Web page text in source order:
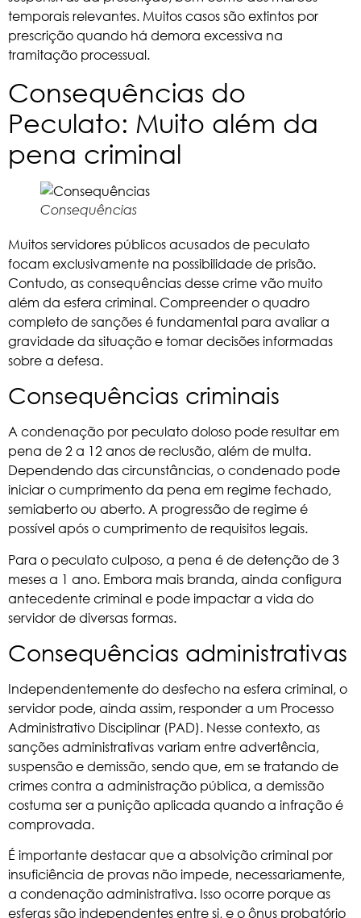
temporais relevantes. Muitos casos são extintos por
prescrição quando há demora excessiva na
tramitação processual.
Consequências do
Peculato: Muito além da
pena criminal
Consequências
Muitos servidores públicos acusados de peculato
focam exclusivamente na possibilidade de prisão.
Contudo, as consequências desse crime vão muito
além da esfera criminal. Compreender o quadro
completo de sanções é fundamental para avaliar a
gravidade da situação e tomar decisões informadas
sobre a defesa.
Consequências criminais
A condenação por peculato doloso pode resultar em
pena de 2 a 12 anos de reclusão, além de multa.
Dependendo das circunstâncias, o condenado pode
iniciar o cumprimento da pena em regime fechado,
semiaberto ou aberto. A progressão de regime é
possível após o cumprimento de requisitos legais.
Para o peculato culposo, a pena é de detenção de 3
meses a 1 ano. Embora mais branda, ainda configura
antecedente criminal e pode impactar a vida do
servidor de diversas formas.
Consequências administrativas
Independentemente do desfecho na esfera criminal, o
servidor pode, ainda assim, responder a um Processo
Administrativo Disciplinar (PAD). Nesse contexto, as
sanções administrativas variam entre advertência,
suspensão e demissão, sendo que, em se tratando de
crimes contra a administração pública, a demissão
costuma ser a punição aplicada quando a infração é
comprovada.
É importante destacar que a absolvição criminal por
insuficiência de provas não impede, necessariamente,
a condenação administrativa. Isso ocorre porque as
esferas são independentes entre si, e o ônus probatório